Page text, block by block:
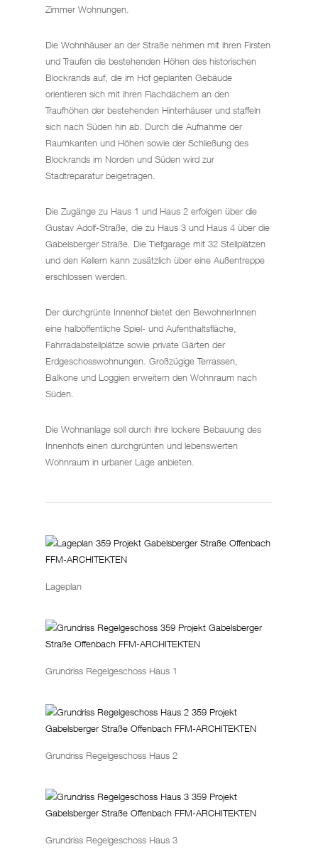
Zimmer Wohnungen.
Die Wohnhäuser an der Straße nehmen mit ihren Firsten
und Traufen die bestehenden Höhen des historischen
Blockrands auf, die im Hof geplanten Gebäude
orientieren sich mit ihren Flachdächern an den
Traufhöhen der bestehenden Hinterhäuser und staffeln
sich nach Süden hin ab. Durch die Aufnahme der
Raumkanten und Höhen sowie der Schließung des
Blockrands im Norden und Süden wird zur
Stadtreparatur beigetragen.
Die Zugänge zu Haus 1 und Haus 2 erfolgen über die
Gustav Adolf-Straße, die zu Haus 3 und Haus 4 über die
Gabelsberger Straße. Die Tiefgarage mit 32 Stellplätzen
und den Kellern kann zusätzlich über eine Außentreppe
erschlossen werden.
Der durchgrünte Innenhof bietet den BewohnerInnen
eine halböffentliche Spiel- und Aufenthaltsfläche,
Fahrradabstellplätze sowie private Gärten der
Erdgeschosswohnungen. Großzügige Terrassen,
Balkone und Loggien erweitern den Wohnraum nach
Süden.
Die Wohnanlage soll durch ihre lockere Bebauung des
Innenhofs einen durchgrünten und lebenswerten
Wohnraum in urbaner Lage anbieten.
Lageplan
Grundriss Regelgeschoss Haus 1
Grundriss Regelgeschoss Haus 2
Grundriss Regelgeschoss Haus 3